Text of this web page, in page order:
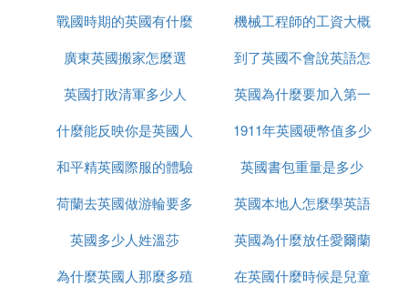
2、近來以國王權威擅自廢除法律或法律實施之僭越
權力，為非法權力。
3、設立審理宗教事務之欽差法庭之指令，以及一切
其他同類指令與法庭，皆為非法而有害。
4、凡未經國會准許，借口國王特權，為國王而徵
收，或供國王使用而徵收金錢，超出國會准許之時限
或方式者，皆為非法。
5、向國王請願，乃臣民之權利，一切對此項請願之
6、除經國會同意外，平時在本王國內徵募或維持常
備軍，皆屬違法。
思
戰國時期的英國有什麼
事件
機械工程師的工資大概
多少英國
廣東英國搬家怎麼選
到了英國不會說英語怎
麼辦
英國打敗清軍多少人
英國為什麼要加入第一
次世界大戰
什麼能反映你是英國人
1911年英國硬幣值多少
錢
和平精英國際服的體驗
服如何上去
英國書包重量是多少
荷蘭去英國做游輪要多
久
英國本地人怎麼學英語
英國多少人姓溫莎
英國為什麼放任愛爾蘭
獨立
為什麼英國人那麼多殖
在英國什麼時候是兒童